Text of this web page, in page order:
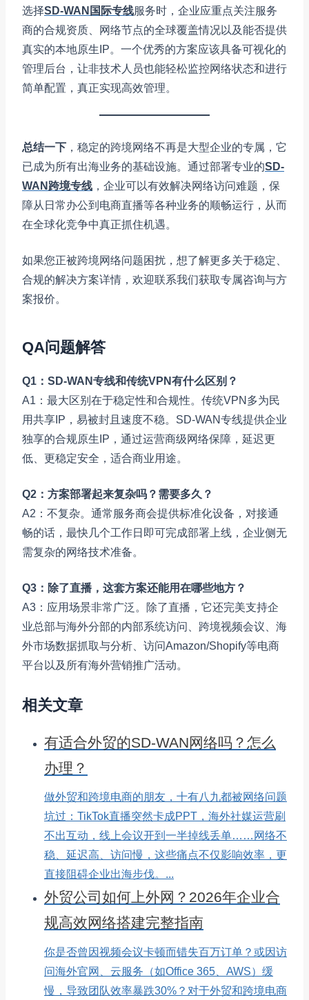
选择SD-WAN国际专线服务时，企业应重点关注服务
商的合规资质、网络节点的全球覆盖情况以及能否提供
真实的本地原生IP。一个优秀的方案应该具备可视化的
管理后台，让非技术人员也能轻松监控网络状态和进行
简单配置，真正实现高效管理。
总结一下 ，稳定的跨境网络不再是大型企业的专属，它
已成为所有出海业务的基础设施。通过部署专业的SD-
WAN跨境专线 ，企业可以有效解决网络访问难题，保
障从日常办公到电商直播等各种业务的顺畅运行，从而
在全球化竞争中真正抓住机遇。
如果您正被跨境网络问题困扰，想了解更多关于稳定、
合规的解决方案详情，欢迎联系我们获取专属咨询与方
案报价。
QA问题解答
Q1：SD-WAN专线和传统VPN有什么区别？
A1：最大区别在于稳定性和合规性。传统VPN多为民
用共享IP，易被封且速度不稳。SD-WAN专线提供企业
独享的合规原生IP，通过运营商级网络保障，延迟更
低、更稳定安全，适合商业用途。
Q2：方案部署起来复杂吗？需要多久？
A2：不复杂。通常服务商会提供标准化设备，对接通
畅的话，最快几个工作日即可完成部署上线，企业侧无
需复杂的网络技术准备。
Q3：除了直播，这套方案还能用在哪些地方？
A3：应用场景非常广泛。除了直播，它还完美支持企
业总部与海外分部的内部系统访问、跨境视频会议、海
外市场数据抓取与分析、访问Amazon/Shopify等电商
平台以及所有海外营销推广活动。
相关文章
有适合外贸的SD-WAN网络吗？怎么
办理？
做外贸和跨境电商的朋友，十有八九都被网络问题
坑过：TikTok直播突然卡成PPT，海外社媒运营刷
不出互动，线上会议开到一半掉线丢单……网络不
稳、延迟高、访问慢，这些痛点不仅影响效率，更
直接阻碍企业出海步伐。...
外贸公司如何上外网？2026年企业合
规高效网络搭建完整指南
你是否曾因视频会议卡顿而错失百万订单？或因访
问海外官网、云服务（如Office 365、AWS）缓
慢，导致团队效率暴跌30%？对于外贸和跨境电商